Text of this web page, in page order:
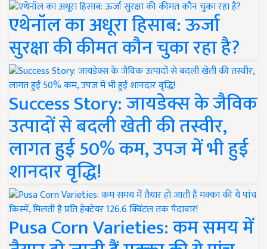
एथेनॉल का अधूरा हिसाब: ऊर्जा
सुरक्षा की कीमत कौन चुका रहा है?
Success Story: जायडेक्स के जैविक
उत्पादों से बदली खेती की तस्वीर,
लागत हुई 50% कम, उपज में भी हुई
शानदार वृद्धि!
Pusa Corn Varieties: कम समय में